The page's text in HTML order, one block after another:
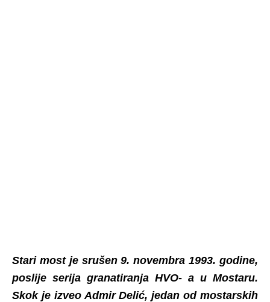
Stari most je srušen 9. novembra 1993. godine,
poslije serija granatiranja HVO- a u Mostaru.
Skok je izveo Admir Delić, jedan od mostarskih